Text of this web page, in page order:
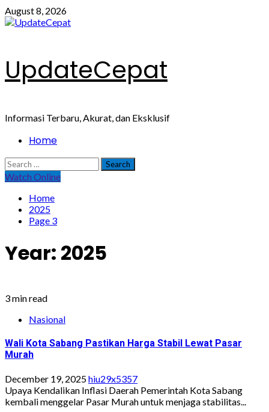
Skip
to
August 8, 2026
UpdateCepat
Informasi Terbaru, Akurat, dan Eksklusif
PrimaryHome
Search
for:
Watch Online
Home
2025
Page 3
Year: 2025
3 min read
Nasional
Wali Kota Sabang Pastikan Harga Stabil Lewat Pasar
Murah
December 19, 2025hiu29x5357
Upaya Kendalikan Inflasi Daerah Pemerintah Kota Sabang
kembali menggelar Pasar Murah untuk menjaga stabilitas...